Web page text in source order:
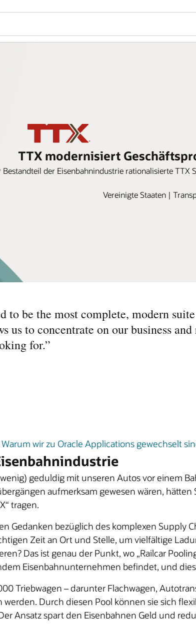
TTX modernisiert
der Eisenbahnindustrie rationalisierte TTX
Vereinigte Staaten |
to be the most complete, modern
us to concentrate on our business
for.”
wir zu Oracle Applications gewechselt
geduldig mit unseren Autos vor einem
aufmerksam gewesen wären,
tragen.
Gedanken bezüglich des komplexen Supply
Zeit an Ort und Stelle, um vielfältige
Das ist genau der Punkt, wo „Railcar
Eisenbahnunternehmen befindet, und
Triebwagen – darunter Flachwagen,
werden. Durch diesen Pool können sie sich
Ansatz spart den Eisenbahnen Geld und